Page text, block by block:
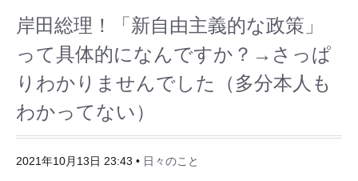
岸田総理！「新自由主義的な政策」
って具体的になんですか？→さっぱ
りわかりませんでした（多分本人も
わかってない）
2021年10月13日 23:43 • 日々のこと